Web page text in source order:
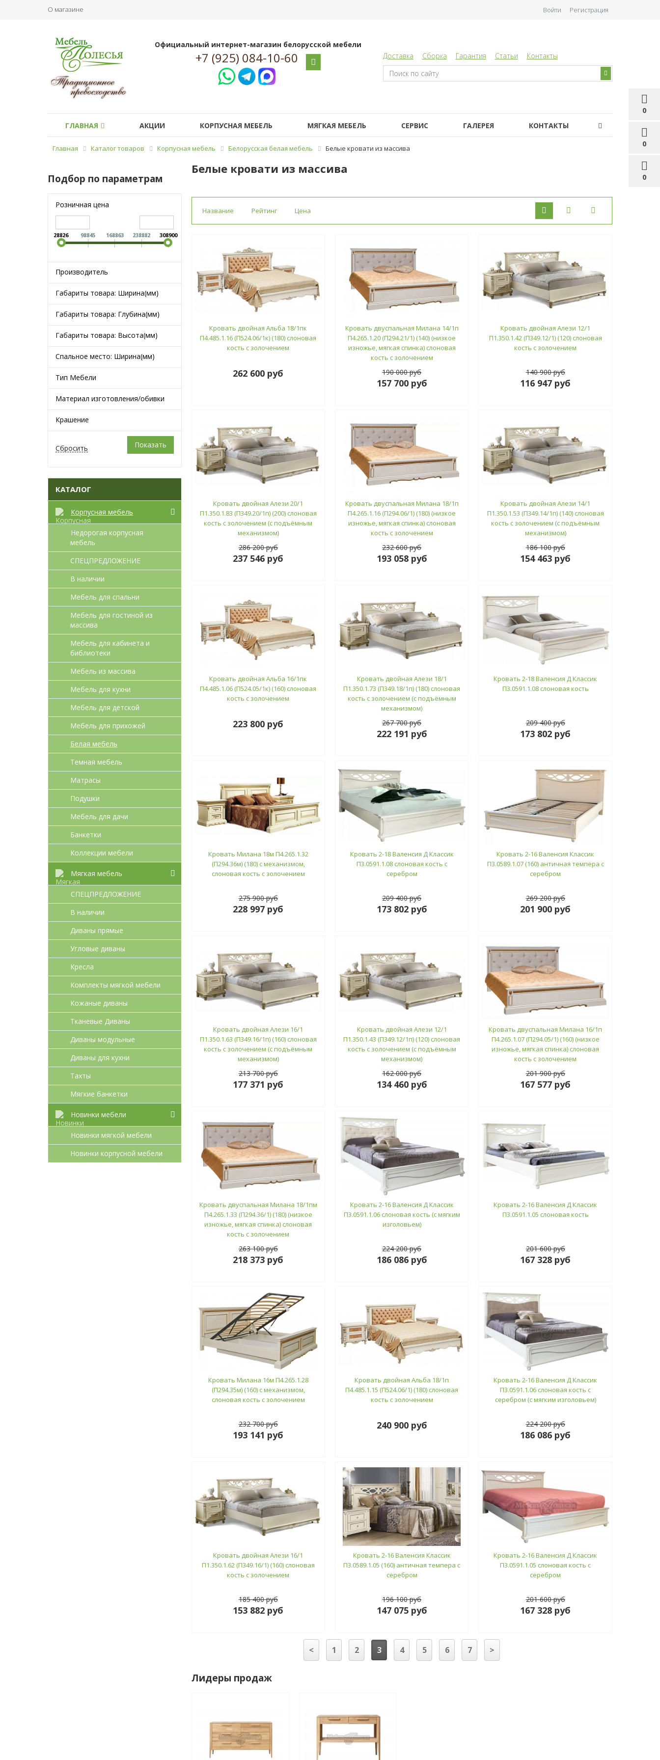
О магазине
0
0
0
Войти Регистрация
Официальный интернет-магазин белорусской мебели
+7 (925) 084-10-60 Доставка Сборка Гарантия Статьи Контакты
ГЛАВНАЯ АКЦИИ КОРПУСНАЯ МЕБЕЛЬ МЯГКАЯ МЕБЕЛЬ СЕРВИС ГАЛЕРЕЯ КОНТАКТЫ
Главная Каталог товаров Корпусная мебель Белорусская белая мебель Белые кровати из массива
Подбор по параметрам
Розничная цена
28826 98845 168863 238882 308900
Производитель
Габариты товара: Ширина(мм)
Габариты товара: Глубина(мм)
Габариты товара: Высота(мм)
Спальное место: Ширина(мм)
Тип Мебели
Материал изготовления/обивки
Крашение
КАТАЛОГ
Корпусная мебель
Недорогая корпусная
мебель
СПЕЦПРЕДЛОЖЕНИЕ
В наличии
Мебель для спальни
Мебель для гостиной из
массива
Мебель для кабинета и
библиотеки
Мебель из массива
Мебель для кухни
Мебель для детcкой
Мебель для прихожей
Белая мебель
Темная мебель
Матрасы
Подушки
Мебель для дачи
Банкетки
Коллекции мебели
Мягкая мебель
СПЕЦПРЕДЛОЖЕНИЕ
В наличии
Диваны прямые
Угловые диваны
Кресла
Комплекты мягкой мебели
Кожаные диваны
Тканевые Диваны
Диваны модульные
Диваны для кухни
Тахты
Мягкие банкетки
Новинки мебели
Новинки мягкой мебели
Новинки корпусной мебели
Белые кровати из массива
Название Рейтинг Цена
Кровать двойная Альба 18/1пк
П4.485.1.16 (П524.06/1к) (180) слоновая
кость с золочением
262 600 руб
Кровать двуспальная Милана 14/1п
П4.265.1.20 (П294.21/1) (140) (низкое
изножье, мягкая спинка) слоновая
кость с золочением
190 000 руб
157 700 руб
Кровать двойная Алези 12/1
П1.350.1.42 (П349.12/1) (120) слоновая
кость с золочением
140 900 руб
116 947 руб
Кровать двойная Алези 20/1
П1.350.1.83 (П349.20/1п) (200) слоновая
кость с золочением (с подъёмным
механизмом)
286 200 руб
237 546 руб
Кровать двуспальная Милана 18/1п
П4.265.1.16 (П294.06/1) (180) (низкое
изножье, мягкая спинка) слоновая
кость с золочением
232 600 руб
193 058 руб
Кровать двойная Алези 14/1
П1.350.1.53 (П349.14/1п) (140) слоновая
кость с золочением (с подъёмным
механизмом)
186 100 руб
154 463 руб
Кровать двойная Альба 16/1пк
П4.485.1.06 (П524.05/1к) (160) слоновая
кость с золочением
223 800 руб
Кровать двойная Алези 18/1
П1.350.1.73 (П349.18/1п) (180) слоновая
кость с золочением (с подъёмным
механизмом)
267 700 руб
222 191 руб
Кровать 2-18 Валенсия Д Классик
П3.0591.1.08 слоновая кость
209 400 руб
173 802 руб
Кровать Милана 18м П4.265.1.32
(П294.36м) (180) с механизмом,
слоновая кость с золочением
275 900 руб
228 997 руб
Кровать 2-18 Валенсия Д Классик
П3.0591.1.08 слоновая кость с
серебром
209 400 руб
173 802 руб
Кровать 2-16 Валенсия Классик
П3.0589.1.07 (160) античная темпера с
серебром
269 200 руб
201 900 руб
Кровать двойная Алези 16/1
П1.350.1.63 (П349.16/1п) (160) слоновая
кость с золочением (с подъёмным
механизмом)
213 700 руб
177 371 руб
Кровать двойная Алези 12/1
П1.350.1.43 (П349.12/1п) (120) слоновая
кость с золочением (с подъёмным
механизмом)
162 000 руб
134 460 руб
Кровать двуспальная Милана 16/1п
П4.265.1.07 (П294.05/1) (160) (низкое
изножье, мягкая спинка) слоновая
кость с золочением
201 900 руб
167 577 руб
Кровать двуспальная Милана 18/1пм
П4.265.1.33 (П294.36/1) (180) (низкое
изножье, мягкая спинка) слоновая
кость с золочением
263 100 руб
218 373 руб
Кровать 2-16 Валенсия Д Классик
П3.0591.1.06 слоновая кость (с мягким
изголовьем)
224 200 руб
186 086 руб
Кровать 2-16 Валенсия Д Классик
П3.0591.1.05 слоновая кость
201 600 руб
167 328 руб
Кровать Милана 16м П4.265.1.28
(П294.35м) (160) с механизмом,
слоновая кость с золочением
232 700 руб
193 141 руб
Кровать двойная Альба 18/1п
П4.485.1.15 (П524.06/1) (180) слоновая
кость с золочением
240 900 руб
Кровать 2-16 Валенсия Д Классик
П3.0591.1.06 слоновая кость с
серебром (с мягким изголовьем)
224 200 руб
186 086 руб
Кровать двойная Алези 16/1
П1.350.1.62 (П349.16/1) (160) слоновая
кость с золочением
185 400 руб
153 882 руб
Кровать 2-16 Валенсия Классик
П3.0589.1.05 (160) античная темпера с
серебром
196 100 руб
147 075 руб
Кровать 2-16 Валенсия Д Классик
П3.0591.1.05 слоновая кость с
серебром
201 600 руб
167 328 руб
< 1 2 3 4 5 6 7 >
Лидеры продаж